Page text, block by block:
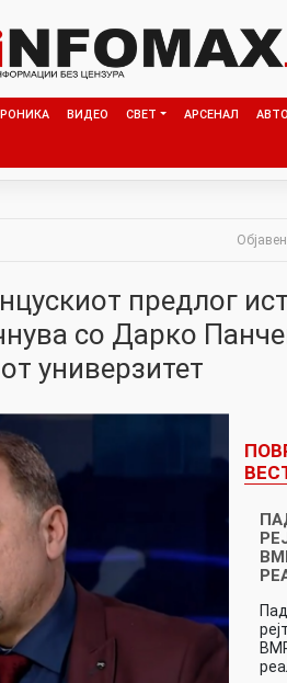
ВИДЕО СВЕТ АРСЕНАЛ
предлог
со Дарко
универзитет